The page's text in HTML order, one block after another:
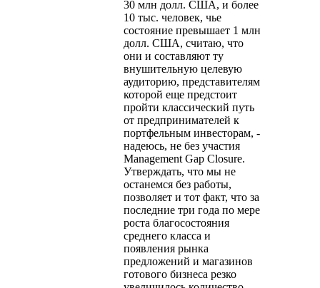
30 млн долл. США, и более
10 тыс. человек, чье
состояние превышает 1 млн
долл. США, считаю, что
они и составляют ту
внушительную целевую
аудиторию, представителям
которой еще предстоит
пройти классический путь
от предпринимателей к
портфельным инвесторам, -
надеюсь, не без участия
Management Gap Closure.
Утверждать, что мы не
останемся без работы,
позволяет и тот факт, что за
последние три года по мере
роста благосостояния
среднего класса и
появления рынка
предложений и магазинов
готового бизнеса резко